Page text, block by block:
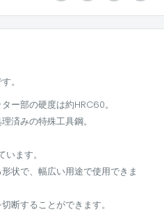
。
ー部の硬度は約HRC60。
済みの特殊工具鋼。
ます。
状で、幅広い用途で使用できま
断することができます。